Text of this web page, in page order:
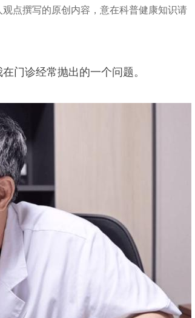
点撰写的原创内容，意在科普健康知识请
门诊经常抛出的一个问题。